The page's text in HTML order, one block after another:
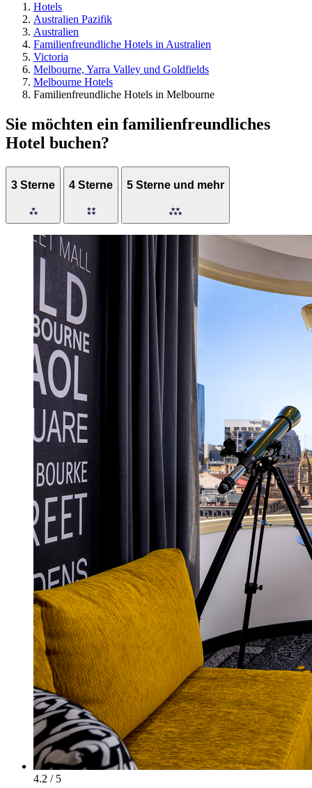
Hotels
Australien Pazifik
Australien
Familienfreundliche Hotels in Australien
Victoria
Melbourne, Yarra Valley und Goldfields
Melbourne Hotels
Familienfreundliche Hotels in Melbourne
Sie möchten ein familienfreundliches
Hotel buchen?
3 Sterne 4 Sterne 5 Sterne und mehr
4.2 / 5